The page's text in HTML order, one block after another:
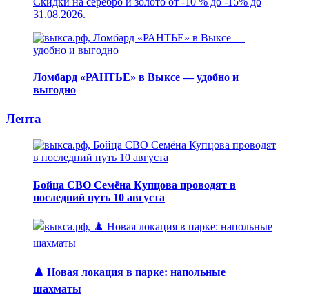
31.08.2026.
Ломбард «РАНТЬЕ» в Выксе — удобно и
выгодно
Лента
Бойца СВО Семёна Купцова проводят в
последний путь 10 августа
♟️ Новая локация в парке: напольные
шахматы